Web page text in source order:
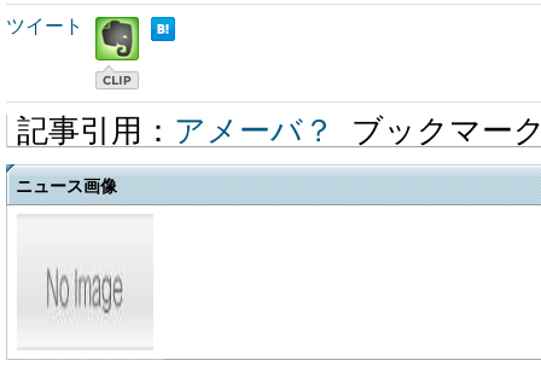
ツイート
記事引用： アメーバ？ ブックマー
ニュース画像